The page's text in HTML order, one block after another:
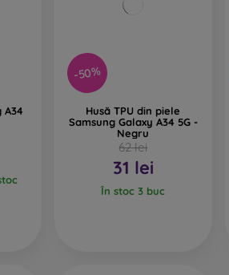
A34
-50%
Husă TPU din piele
Samsung Galaxy A34 5G -
Negru
62 lei
31 lei
În stoc 3 buc